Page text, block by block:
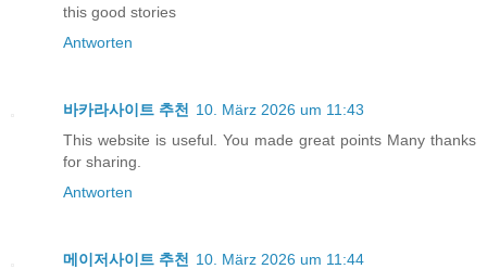
this good stories
Antworten
바카라사이트 추천 10. März 2026 um 11:43
This website is useful. You made great points Many thanks
for sharing.
Antworten
메이저사이트 추천 10. März 2026 um 11:44